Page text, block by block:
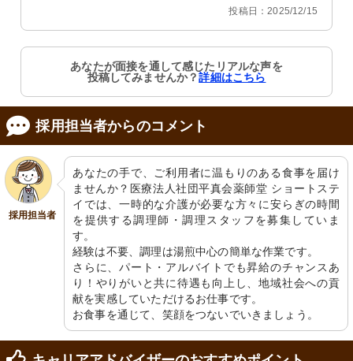
投稿日：2025/12/15
あなたが面接を通して感じたリアルな声を
投稿してみませんか？詳細はこちら
採用担当者からのコメント
採用担当者
あなたの手で、ご利用者に温もりのある食事を届け
ませんか？医療法人社団平真会薬師堂 ショートステ
イでは、一時的な介護が必要な方々に安らぎの時間
を提供する調理師・調理スタッフを募集していま
す。
経験は不要、調理は湯煎中心の簡単な作業です。
さらに、パート・アルバイトでも昇給のチャンスあ
り！やりがいと共に待遇も向上し、地域社会への貢
献を実感していただけるお仕事です。
お食事を通じて、笑顔をつないでいきましょう。